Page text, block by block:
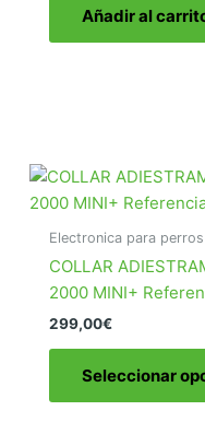
Añadir al
Electronica para perros
COLLAR
2000 MINI+
299,00€
Seleccionar